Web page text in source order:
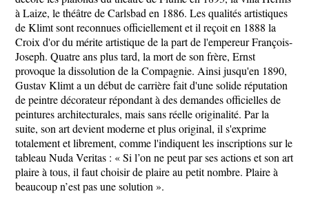
à Laize, le théâtre de Carlsbad en 1886. Les qualités artistiques
de Klimt sont reconnues officiellement et il reçoit en 1888 la
Croix d'or du mérite artistique de la part de l'empereur François-
Joseph. Quatre ans plus tard, la mort de son frère, Ernst
provoque la dissolution de la Compagnie. Ainsi jusqu'en 1890,
Gustav Klimt a un début de carrière fait d'une solide réputation
de peintre décorateur répondant à des demandes officielles de
peintures architecturales, mais sans réelle originalité. Par la
suite, son art devient moderne et plus original, il s'exprime
totalement et librement, comme l'indiquent les inscriptions sur le
tableau Nuda Veritas : « Si l’on ne peut par ses actions et son art
plaire à tous, il faut choisir de plaire au petit nombre. Plaire à
beaucoup n’est pas une solution ».